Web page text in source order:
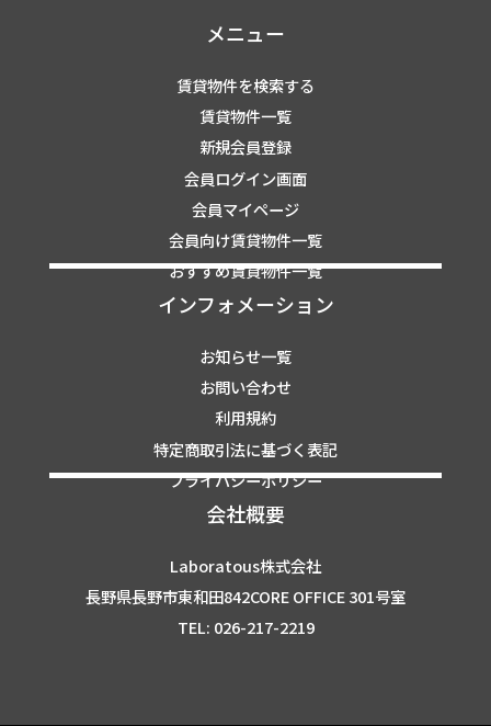
メニュー
賃貸物件を検索する
賃貸物件一覧
新規会員登録
会員ログイン画面
会員マイページ
会員向け賃貸物件一覧
おすすめ賃貸物件一覧
インフォメーション
お知らせ一覧
お問い合わせ
利用規約
特定商取引法に基づく表記
プライバシーポリシー
会社概要
Laboratous株式会社
長野県長野市東和田842CORE OFFICE 301号室
TEL: 026-217-2219